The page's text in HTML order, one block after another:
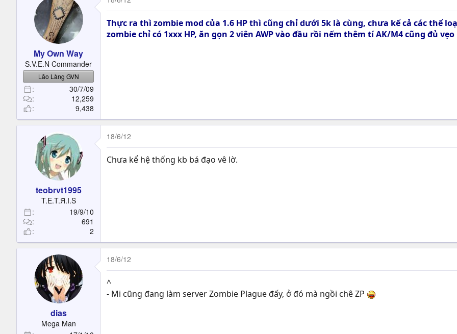
My Own Way
S.V.E.N Commander
Lão Làng GVN
30/7/09
12,259
9,438
Thực ra thì zombie mod của 1.6 HP thì cũng chỉ dưới 5k là cùng, chưa kể cả các thể
zombie chỉ có 1xxx HP, ăn gọn 2 viên AWP vào đầu rồi nếm thêm tí AK/M4 cũng đủ vẹo
teobrvt1995
T.E.T.Я.I.S
19/9/10
691
2
18/6/12
Chưa kể hệ thống kb bá đạo vê lờ.
dias
Mega Man
18/6/12
^
- Mi cũng đang làm server Zombie Plague đấy, ở đó mà ngồi chê ZP